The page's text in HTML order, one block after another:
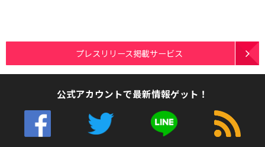
プレスリリース掲載サービス
公式アカウントで最新情報ゲット！